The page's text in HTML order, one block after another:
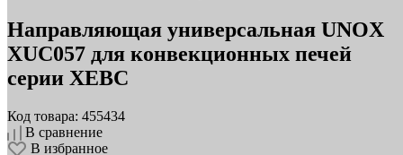
Направляющая универсальная UNOX
XUC057 для конвекционных печей
серии XEBC
Код товара: 455434
В сравнение
В избранное